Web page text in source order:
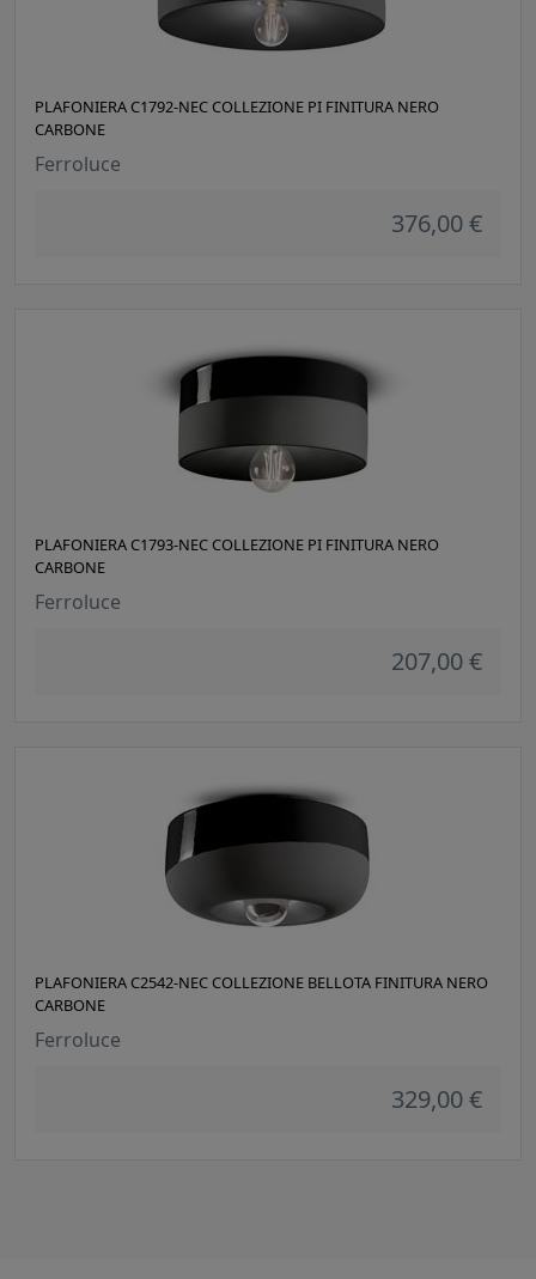
PLAFONIERA C1792-NEC COLLEZIONE PI FINITURA NERO
CARBONE
Ferroluce
376,00 €
PLAFONIERA C1793-NEC COLLEZIONE PI FINITURA NERO
CARBONE
Ferroluce
207,00 €
PLAFONIERA C2542-NEC COLLEZIONE BELLOTA FINITURA NERO
CARBONE
Ferroluce
329,00 €